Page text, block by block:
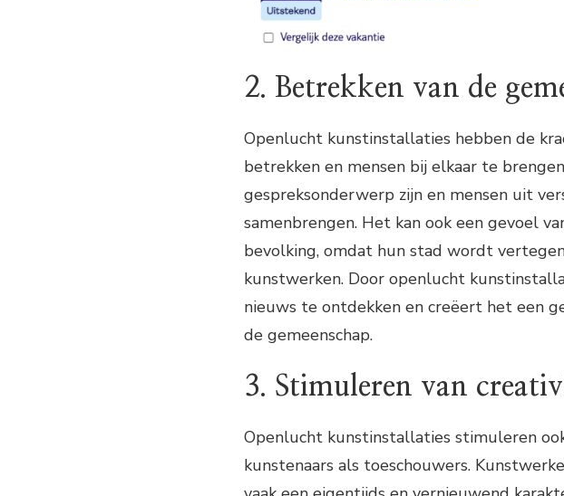
2. Betrekken van de
Openlucht kunstinstallaties hebben de
betrekken en mensen bij elkaar te
gespreksonderwerp zijn en mensen uit
samenbrengen. Het kan ook een gevoel
bevolking, omdat hun stad wordt
kunstwerken. Door openlucht
nieuws te ontdekken en creëert het een
de gemeenschap.
3. Stimuleren van
Openlucht kunstinstallaties stimuleren
kunstenaars als toeschouwers.